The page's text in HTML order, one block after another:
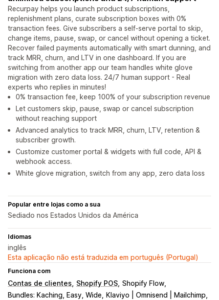
Recurpay helps you launch product subscriptions,
replenishment plans, curate subscription boxes with 0%
transaction fees. Give subscribers a self-serve portal to skip,
change items, pause, swap, or cancel without opening a ticket.
Recover failed payments automatically with smart dunning, and
track MRR, churn, and LTV in one dashboard. If you are
switching from another app our team handles white glove
migration with zero data loss. 24/7 human support - Real
experts who replies in minutes!
0% transaction fee, keep 100% of your subscription revenue
Let customers skip, pause, swap or cancel subscription
without reaching support
Advanced analytics to track MRR, churn, LTV, retention &
subscriber growth.
Customize customer portal & widgets with full code, API &
webhook access.
White glove migration, switch from any app, zero data loss
Popular entre lojas como a sua
Sediado nos Estados Unidos da América
Idiomas
inglês
Esta aplicação não está traduzida em português (Portugal)
Funciona com
Contas de clientes Shopify POS Shopify Flow
Bundles: Kaching, Easy, Wide
Klaviyo | Omnisend | Mailchimp